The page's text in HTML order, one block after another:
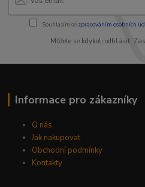
Souhlasím se zpracováním osobních
Můžete se kdykoli odhlásit.
Informace pro zákazníky
O nás
Jak nakupovat
Obchodní podmínky
Kontakty